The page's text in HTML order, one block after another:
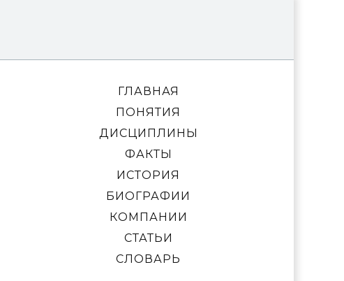
ГЛАВНАЯ
ПОНЯТИЯ
ДИСЦИПЛИНЫ
ФАКТЫ
ИСТОРИЯ
БИОГРАФИИ
КОМПАНИИ
СТАТЬИ
СЛОВАРЬ